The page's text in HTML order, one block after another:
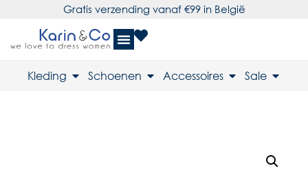
Gratis verzending vanaf €99 in België
Kleding Schoenen Accessoires Sale